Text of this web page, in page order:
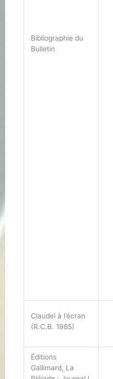
Bibliographie du
Bulletin
Claudel à l’écran
(R.C.B. 1985)
Éditions
Gallimard, La